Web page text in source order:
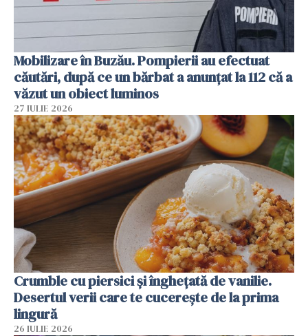
Mobilizare în Buzău. Pompierii au efectuat
căutări, după ce un bărbat a anunțat la 112 că a
văzut un obiect luminos
27 IULIE 2026
Crumble cu piersici și înghețată de vanilie.
Desertul verii care te cucerește de la prima
lingură
26 IULIE 2026